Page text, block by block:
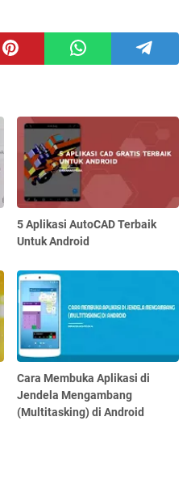
5 Aplikasi AutoCAD Terbaik
Untuk Android
Cara Membuka Aplikasi di
Jendela Mengambang
(Multitasking) di Android